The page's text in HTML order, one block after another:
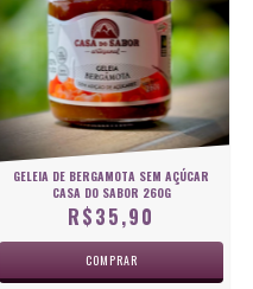
GELEIA DE BERGAMOTA SEM AÇÚCAR
CASA DO SABOR 260G
R$35,90